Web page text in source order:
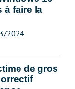
à faire la
2024
de gros